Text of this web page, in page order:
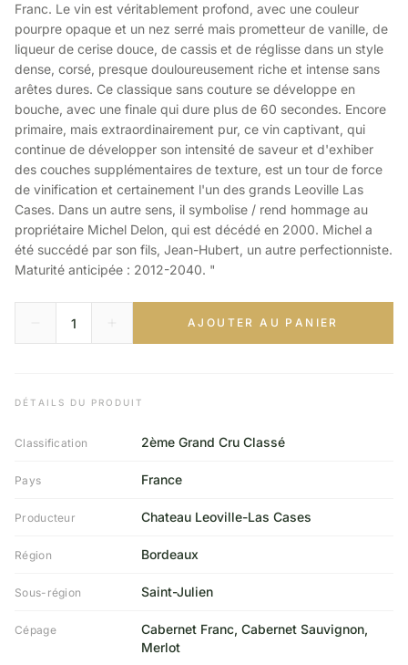
Franc. Le vin est véritablement profond, avec une couleur
pourpre opaque et un nez serré mais prometteur de vanille, de
liqueur de cerise douce, de cassis et de réglisse dans un style
dense, corsé, presque douloureusement riche et intense sans
arêtes dures. Ce classique sans couture se développe en
bouche, avec une finale qui dure plus de 60 secondes. Encore
primaire, mais extraordinairement pur, ce vin captivant, qui
continue de développer son intensité de saveur et d'exhiber
des couches supplémentaires de texture, est un tour de force
de vinification et certainement l'un des grands Leoville Las
Cases. Dans un autre sens, il symbolise / rend hommage au
propriétaire Michel Delon, qui est décédé en 2000. Michel a
été succédé par son fils, Jean-Hubert, un autre perfectionniste.
Maturité anticipée : 2012-2040. "
AJOUTER AU PANIER
DÉTAILS DU PRODUIT
Classification 2ème Grand Cru Classé
Pays France
Producteur Chateau Leoville-Las Cases
Région Bordeaux
Sous-région Saint-Julien
Cépage
Cabernet Franc, Cabernet Sauvignon,
Merlot